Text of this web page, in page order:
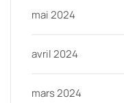
mai 2024
avril 2024
mars 2024